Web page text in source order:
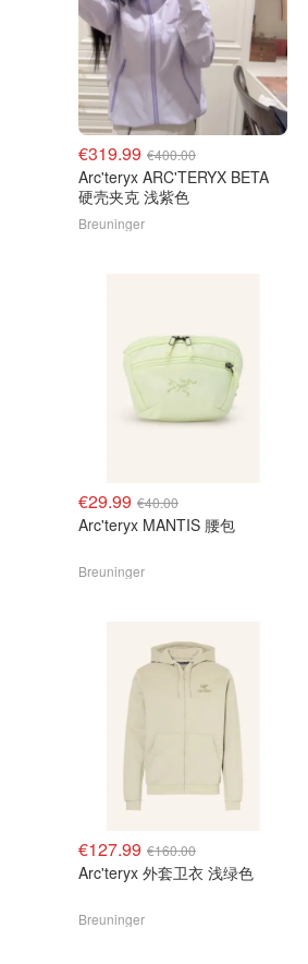
€319.99 €400.00
Arc'teryx ARC'TERYX BETA
硬壳夹克 浅紫色
Breuninger
€29.99 €40.00
Arc'teryx MANTIS 腰包
Breuninger
€127.99 €160.00
Arc'teryx 外套卫衣 浅绿色
Breuninger